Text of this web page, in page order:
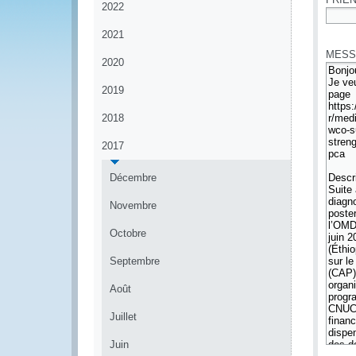
2022
2021
2020
2019
2018
2017
Décembre
Novembre
Octobre
Septembre
Août
Juillet
Juin